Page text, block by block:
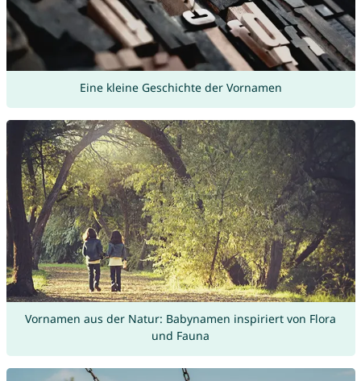
Eine kleine Geschichte der Vornamen
Vornamen aus der Natur: Babynamen inspiriert von Flora
und Fauna